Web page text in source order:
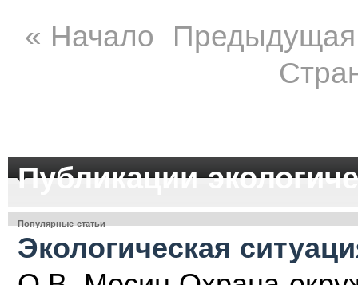
« Начало
Предыдущая
Публикации
Популярные статьи
Экологическая